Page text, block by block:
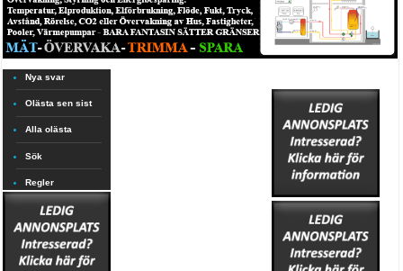
Nya svar
Olästa sen sist
Alla olästa
Sök
Regler